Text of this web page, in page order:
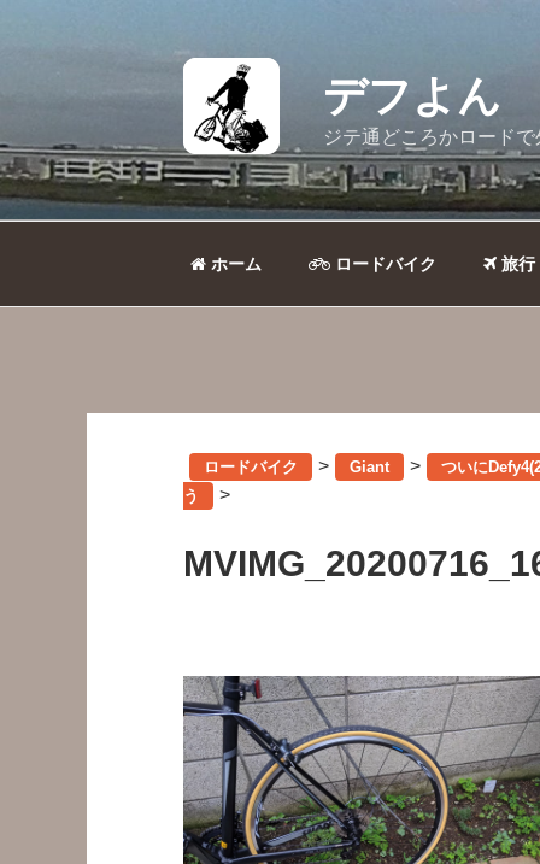
へ
ス
キ
デフよん
ジテ通どころかロードで
ホーム ロードバイク 旅行
ロードバイク > Giant >
ついに
う
>